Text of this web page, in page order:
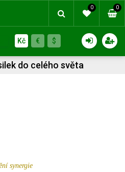
0 0
Kč € $
do celého světa
synergie